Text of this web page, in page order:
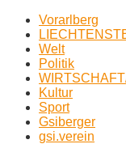
Vorarlberg
Welt
Politik
Kultur
Sport
Gsiberger
gsi.verein